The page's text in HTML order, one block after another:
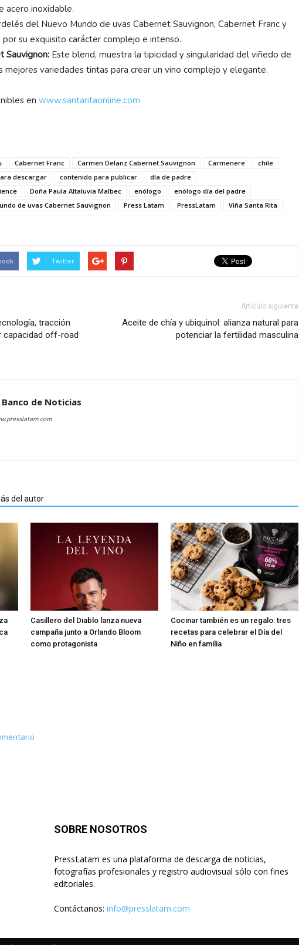
acero inoxidable.
del Nuevo Mundo de uvas Cabernet Sauvignon, Cabernet Franc y
su exquisito carácter complejo e intenso.
Sauvignon: Este blend, muestra la tipicidad y singularidad del viñedo de
mejores variedades tintas para crear un vino complejo y elegante.
en www.santaritaonline.com
Cabernet Franc Carmen Delanz Cabernet Sauvignon Carmenere
chile
descargar contenido para publicar
día de padre
Doña Paula Altaluvia Malbec enólogo
enólogo día del padre
de uvas Cabernet Sauvignon Press Latam PressLatam
Viña Santa Rita
Twitter
tracción
capacidad off-road
Artículo siguiente
Aceite de chía y ubiquinol: alianza natural para
potenciar la fertilidad masculina
de Noticias
del autor
Casillero del Diablo lanza nueva
campaña junto a Orlando Bloom
como protagonista
Cocinar también es un regalo: tres
recetas para celebrar el Día del
Niño en familia
SOBRE NOSOTROS
PressLatam es una plataforma de descarga de noticias,
fotografías profesionales y registro audiovisual sólo con fines
editoriales.
Contáctanos: info@presslatam.com